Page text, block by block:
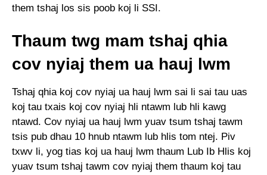
them tshaj los sis poob koj li SSI.
Thaum twg mam tshaj qhia
cov nyiaj them ua hauj lwm
Tshaj qhia koj cov nyiaj ua hauj lwm sai li sai tau uas
koj tau txais koj cov nyiaj hli ntawm lub hli kawg
ntawd. Cov nyiaj ua hauj lwm yuav tsum tshaj tawm
tsis pub dhau 10 hnub ntawm lub hlis tom ntej. Piv
txwv li, yog tias koj ua hauj lwm thaum Lub Ib Hlis koj
yuav tsum tshaj tawm cov nyiaj them thaum koj tau